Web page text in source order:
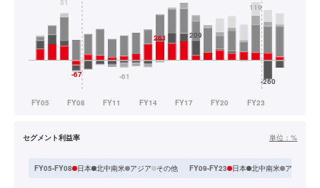
セグメント利益率 単位： %
FY05-FY08 日本 北中南米 アジア その他 FY09-FY23 日本 北中南米 アジア・